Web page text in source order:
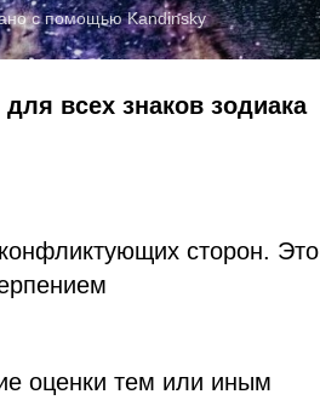
с помощью Kandinsky
всех знаков зодиака
сторон. Это
оценки тем или иным